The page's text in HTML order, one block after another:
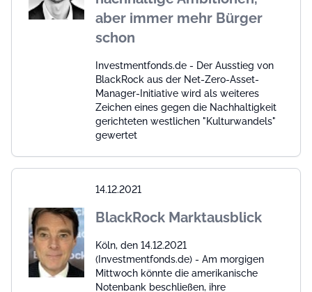
aber immer mehr Bürger
schon
Investmentfonds.de - Der Ausstieg von
BlackRock aus der Net-Zero-Asset-
Manager-Initiative wird als weiteres
Zeichen eines gegen die Nachhaltigkeit
gerichteten westlichen "Kulturwandels"
gewertet
14.12.2021
BlackRock Marktausblick
Köln, den 14.12.2021
(Investmentfonds.de) - Am morgigen
Mittwoch könnte die amerikanische
Notenbank beschließen, ihre